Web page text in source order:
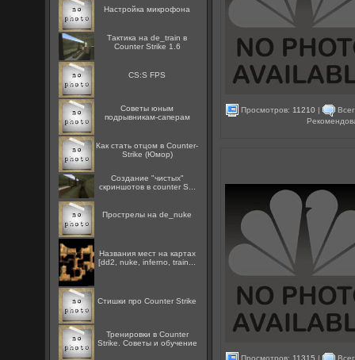
Настройка микрофона
Тактика на de_train в
Counter Strike 1.6
CS:S FPS
Советы юным
подрывникам-саперам
Как стать отцом в Counter-
Strike (Юмор)
Создание "чистых"
скриншотов в counter S...
Прострелы на de_nuke
Названия мест на картах
[dd2, nuke, inferno, train...
Стишки про Counter Strike
Тренировки в Counter
Strike. Советы и обучение
Просмотров: 11210 |
Просмотров: 11315 |